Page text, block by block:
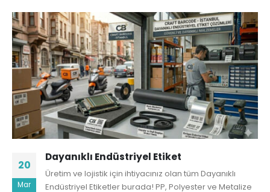
20
Mar
Dayanıklı Endüstriyel Etiket
Üretim ve lojistik için ihtiyacınız olan tüm Dayanıklı
Endüstriyel Etiketler burada! PP, Polyester ve Metalize